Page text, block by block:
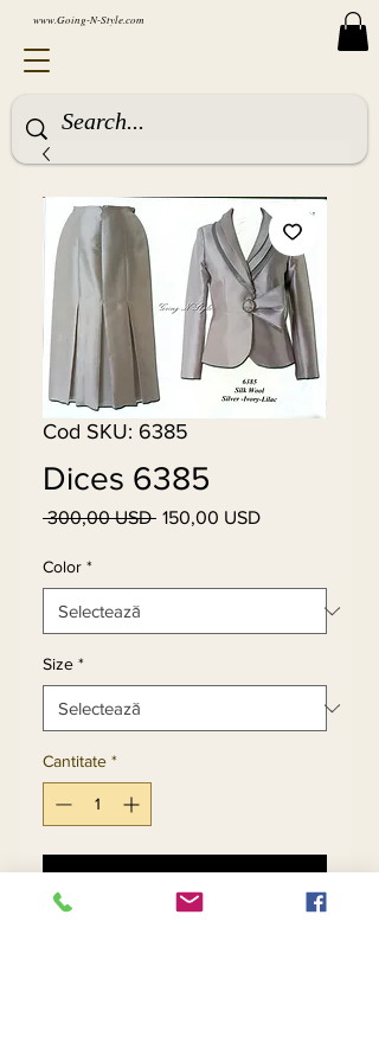
www.Going-N-Style.com
Cod SKU: 6385
Dices 6385
300,00 USD Preț
150,00 USDPreț
Color *
Size *
Cantitate *
Adaugă în coș